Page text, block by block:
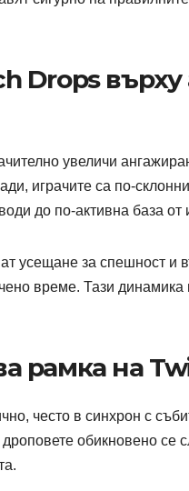
Drops
увеличи
играчите са по-
до по-активна база от
усещане за спешност и
време. Тази
рамка на
често в синхрон с
обикновено се